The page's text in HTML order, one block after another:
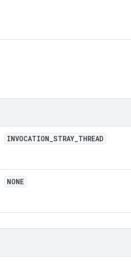
INVOCATION_STRAY_THREAD
NONE